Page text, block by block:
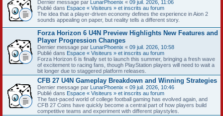
Dernier message par LunarPhoenix « 09 juil. 2026, 11:06
Publié dans Espace « Visiteurs » et inscrits au forum
The idea that a player-driven economy defines the experience in Aion 2
sounds appealing on paper, but reality tells a different story.
Forza Horizon 6 U4N Preview Highlights New Features and
Player Progression Changes
Dernier message par LunarPhoenix « 09 juil. 2026, 10:58
Publié dans Espace « Visiteurs » et inscrits au forum
Forza Horizon 6 is finally set to launch this summer, bringing a fresh wave
of excitement to racing fans, though PlayStation players will need to wait a
bit longer due to staggered platform releases.
CFB 27 U4N Gameplay Breakdown and Winning Strategies
Dernier message par LunarPhoenix « 09 juil. 2026, 10:46
Publié dans Espace « Visiteurs » et inscrits au forum
The fast-paced world of college football gaming has evolved again, and
CFB 27 Coins have quickly become a central part of how players build
competitive teams and experiment with different playstyles.